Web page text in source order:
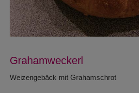
Grahamweckerl
Weizengebäck mit Grahamschrot